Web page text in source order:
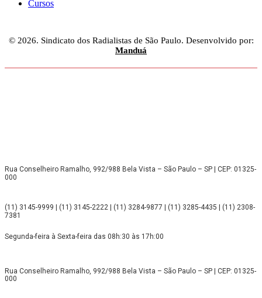
Cursos
© 2026. Sindicato dos Radialistas de São Paulo. Desenvolvido por:
Manduá
Rua Conselheiro Ramalho, 992/988 Bela Vista – São Paulo – SP | CEP: 01325-
000
(11) 3145-9999 | (11) 3145-2222 | (11) 3284-9877 | (11) 3285-4435 | (11) 2308-
7381
Segunda-feira à Sexta-feira das 08h:30 às 17h:00
Rua Conselheiro Ramalho, 992/988 Bela Vista – São Paulo – SP | CEP: 01325-
000